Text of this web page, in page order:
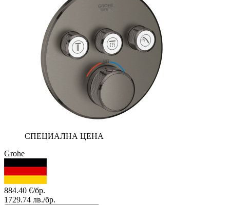
СПЕЦИАЛНА ЦЕНА
Grohe
884.40 €/бр.
1729.74 лв./бр.